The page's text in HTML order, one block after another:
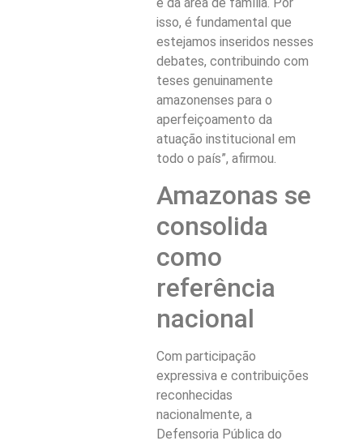
isso, é fundamental que
estejamos inseridos nesses
debates, contribuindo com
teses genuinamente
amazonenses para o
aperfeiçoamento da
atuação institucional em
todo o país”, afirmou.
Amazonas se
consolida
como
referência
nacional
Com participação
expressiva e contribuições
reconhecidas
nacionalmente, a
Defensoria Pública do